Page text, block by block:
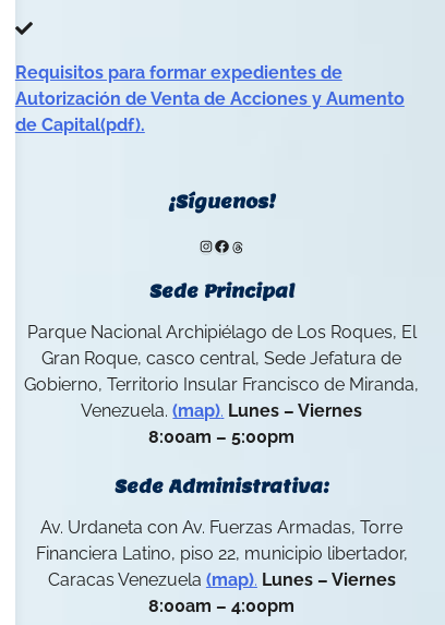
Requisitos para formar expedientes de
Autorización de Venta de Acciones y Aumento
de Capital(pdf).
¡Síguenos!
Instagram
Facebook
Threads
Sede Principal
Parque Nacional Archipiélago de Los Roques, El
Gran Roque, casco central, Sede Jefatura de
Gobierno, Territorio Insular Francisco de Miranda,
Venezuela.(map). Lunes – Viernes
8:00am – 5:00pm
Sede Administrativa:
Av. Urdaneta con Av. Fuerzas Armadas, Torre
Financiera Latino, piso 22, municipio libertador,
Caracas Venezuela (map). Lunes – Viernes
8:00am – 4:00pm